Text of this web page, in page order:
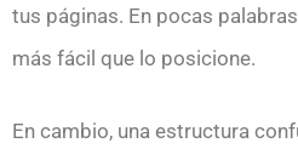
tus páginas. En pocas
más fácil que lo posicione.
En cambio, una estructura